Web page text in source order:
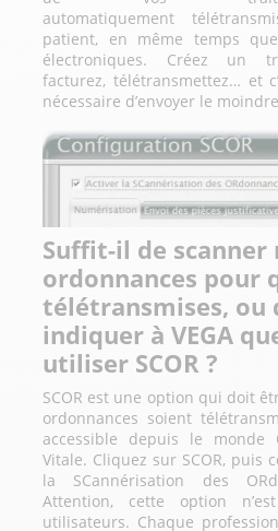
automatiquement
patient, en même temps
électroniques. Créez un
facturez, télétransmettez… et
nécessaire d’envoyer le
Suffit-il de scanner
ordonnances pour
télétransmises, ou
indiquer à VEGA
utiliser SCOR ?
SCOR est une option qui doit
ordonnances soient
accessible depuis le monde
Vitale. Cliquez sur SCOR, puis
la SCannérisation des
Attention, cette option
utilisateurs. Chaque